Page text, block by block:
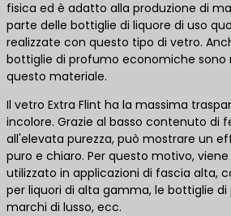
fisica ed è adatto alla produzione di
parte delle bottiglie di liquore di uso
realizzate con questo tipo di vetro.
bottiglie di profumo economiche sono
questo materiale.
Il vetro Extra Flint ha la massima
incolore. Grazie al basso contenuto di
all'elevata purezza, può mostrare un
puro e chiaro. Per questo motivo, viene
utilizzato in applicazioni di fascia alta,
per liquori di alta gamma, le bottiglie
marchi di lusso, ecc.